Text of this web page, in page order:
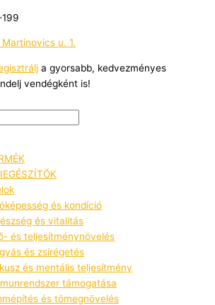
u. 1.
a gyorsabb, kedvezményes
vendégként is!
és kondíció
és vitalitás
és teljesítménynövelés
és zsírégetés
és mentális teljesítmény
támogatása
és tömegnövelés